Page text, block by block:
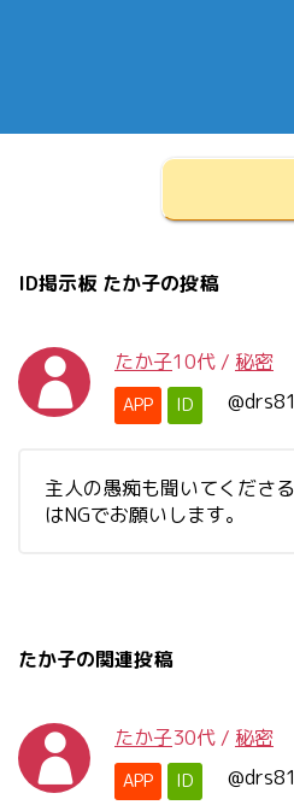
ID掲示板 たか子の投稿
たか子10代 / 秘密
APP ID
主人の愚痴も聞いてくださ
はNGでお願いします。
たか子の関連投稿
たか子30代 / 秘密
APP ID